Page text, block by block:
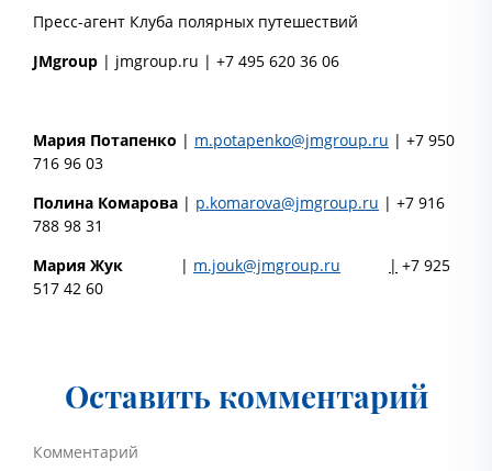
Пресс-агент Клуба полярных путешествий
JMgroup | jmgroup.ru | +7 495 620 36 06
Мария Потапенко | m.potapenko@jmgroup.ru | +7 950
716 96 03
Полина Комарова | p.komarova@jmgroup.ru | +7 916
788 98 31
Мария Жук | m.jouk@jmgroup.ru | +7 925
517 42 60
Оставить комментарий